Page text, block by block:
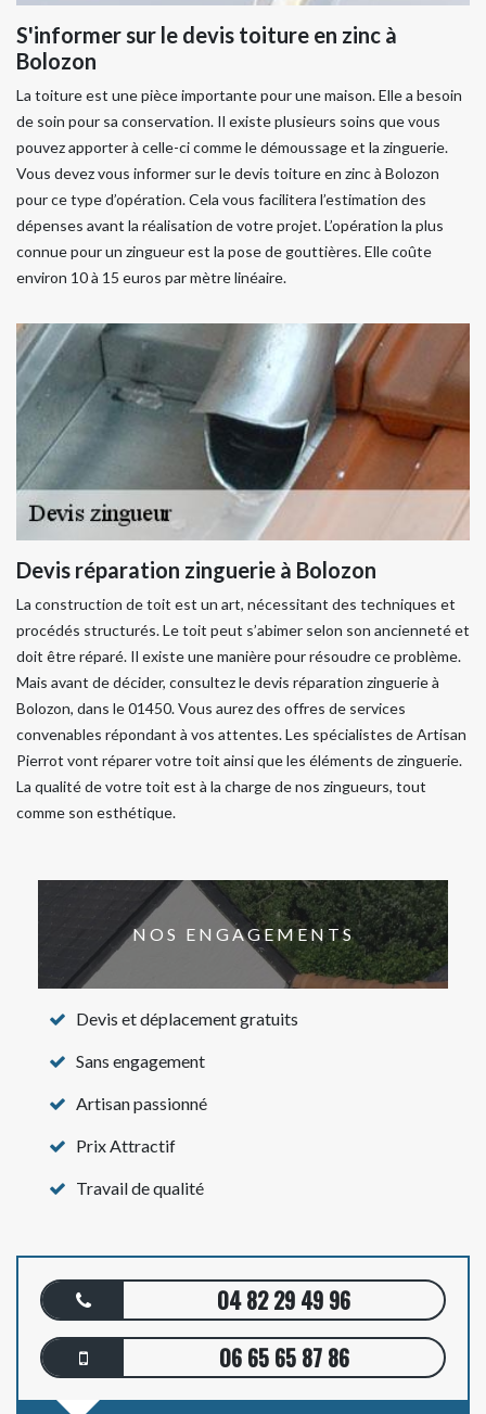
S'informer sur le devis toiture en zinc à
Bolozon
La toiture est une pièce importante pour une maison. Elle a besoin
de soin pour sa conservation. Il existe plusieurs soins que vous
pouvez apporter à celle-ci comme le démoussage et la zinguerie.
Vous devez vous informer sur le devis toiture en zinc à Bolozon
pour ce type d’opération. Cela vous facilitera l’estimation des
dépenses avant la réalisation de votre projet. L’opération la plus
connue pour un zingueur est la pose de gouttières. Elle coûte
environ 10 à 15 euros par mètre linéaire.
Devis réparation zinguerie à Bolozon
La construction de toit est un art, nécessitant des techniques et
procédés structurés. Le toit peut s’abimer selon son ancienneté et
doit être réparé. Il existe une manière pour résoudre ce problème.
Mais avant de décider, consultez le devis réparation zinguerie à
Bolozon, dans le 01450. Vous aurez des offres de services
convenables répondant à vos attentes. Les spécialistes de Artisan
Pierrot vont réparer votre toit ainsi que les éléments de zinguerie.
La qualité de votre toit est à la charge de nos zingueurs, tout
comme son esthétique.
NOS ENGAGEMENTS
Devis et déplacement gratuits
Sans engagement
Artisan passionné
Prix Attractif
Travail de qualité
04 82 29 49 96
06 65 65 87 86